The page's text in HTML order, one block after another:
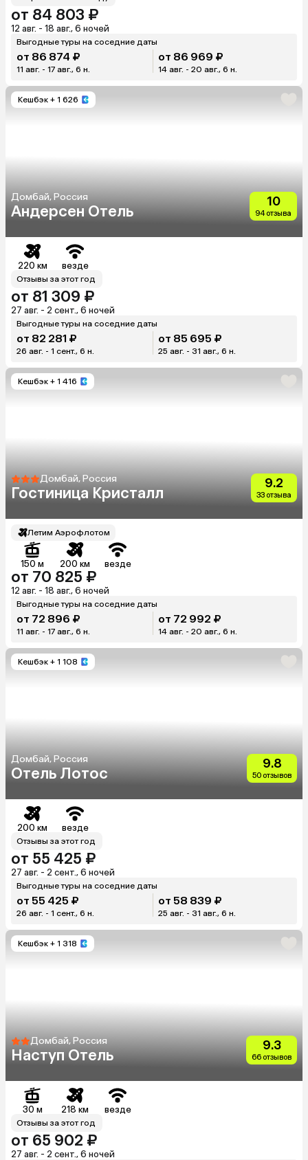
от 84 803 ₽
12 авг. - 18 авг., 6 ночей
Выгодные туры на соседние даты
от 86 874 ₽
11 авг. - 17 авг., 6 н.
от 86 969 ₽
14 авг. - 20 авг., 6 н.
Кешбэк + 1 626
Домбай, Россия
Андерсен Отель
10
94 отзыва
220 км везде
Отзывы за этот год
от 81 309 ₽
27 авг. - 2 сент., 6 ночей
Выгодные туры на соседние даты
от 82 281 ₽
26 авг. - 1 сент., 6 н.
от 85 695 ₽
25 авг. - 31 авг., 6 н.
Кешбэк + 1 416
Домбай, Россия
Гостиница Кристалл
9.2
33 отзыва
Летим Аэрофлотом
150 м 200 км везде
от 70 825 ₽
12 авг. - 18 авг., 6 ночей
Выгодные туры на соседние даты
от 72 896 ₽
11 авг. - 17 авг., 6 н.
от 72 992 ₽
14 авг. - 20 авг., 6 н.
Кешбэк + 1 108
Домбай, Россия
Отель Лотос
9.8
50 отзывов
200 км везде
Отзывы за этот год
от 55 425 ₽
27 авг. - 2 сент., 6 ночей
Выгодные туры на соседние даты
от 55 425 ₽
26 авг. - 1 сент., 6 н.
от 58 839 ₽
25 авг. - 31 авг., 6 н.
Кешбэк + 1 318
Домбай, Россия
Наступ Отель
9.3
66 отзывов
30 м 218 км везде
Отзывы за этот год
от 65 902 ₽
27 авг. - 2 сент., 6 ночей